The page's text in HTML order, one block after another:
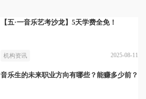
【五·一音乐艺考沙龙】5天学费全免！
机构资讯 2025-08-11
音乐生的未来职业方向有哪些？能赚多少前？